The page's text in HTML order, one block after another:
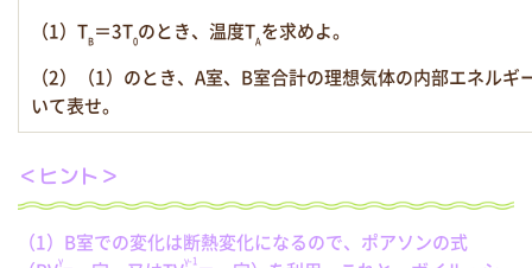
（1）TB＝3T0のとき、温度TAを求めよ。
（2）（1）のとき、A室、B室合計の理想気体の内部エネル
いて表せ。
＜ヒント＞
（1）B室での変化は断熱変化になるので、ポアソンの式
γ γ-1